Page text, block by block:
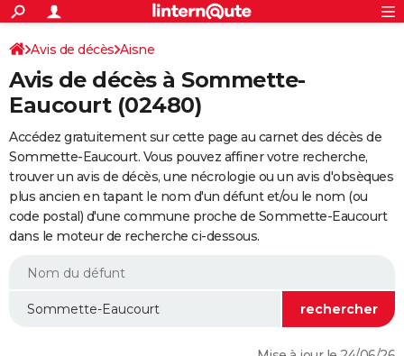
ACTUALITÉS
Politique
Société
Faits Divers
Education
Monde
Villes
+
SPORT
Coupe du monde 2026
Football
Tennis
Cyclisme
Rugby
Forum
FINANCE
Retraite
Impôts
Epargne
Immobilier
Risques naturels par ville
Banque
Assurance
Crédit
Essais
Réserver un essai
Citadines
Berlines
SUV
Forum auto
+
HIGH-TECH
Mobiles
Meilleur smartphone
Internet
Ordinateurs
Jeux vidéo
Guide high-tech
+
BRICOLAGE
Forum
Aménagement intérieur
Extérieur
Cuisine
Salle de bains
Jardinage
Rangement
WEEK-END
Guides de France
Escapades
Patrimoine
Expositions
Musées
Week-end nature
LIFESTYLE
Avis de décès Aisne
Avis de décès à Sommette-
Eaucourt (02480)
Accédez gratuitement sur cette page au carnet des décès de
Sommette-Eaucourt. Vous pouvez affiner votre recherche,
trouver un avis de décès, une nécrologie ou un avis d'obsèques
plus ancien en tapant le nom d'un défunt et/ou le nom (ou
code postal) d'une commune proche de Sommette-Eaucourt
dans le moteur de recherche ci-dessous.